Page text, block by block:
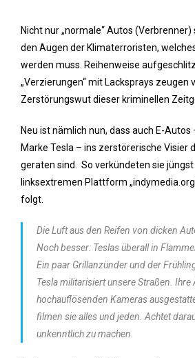
Nicht nur „normale“ Autos (Verbrenner)
den Augen der Klimaterroristen,
werden muss. Reihenweise
„Verzierungen“ mit Lacksprays zeugen
Zerstörungswut dieser kriminellen
Neu ist nämlich nun, dass auch E-
Marke Tesla – ins zerstörerische Visier
geraten sind. So verkündeten sie
linksextremen Plattform
folgt.
Die Luft aus den Reifen von dicken
Noch besser: Teslas überall in
Ein paar Grillanzünder und der
Tesla militarisiert unsere Straßen.
hochauflösenden Kameras
filmen sie alles und jeden. Achtet
unkenntlich zu machen.